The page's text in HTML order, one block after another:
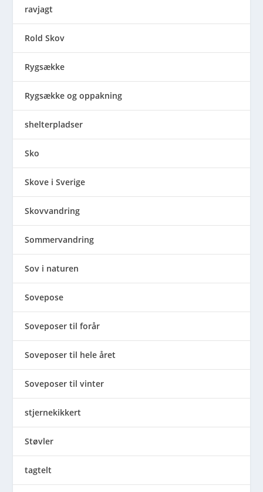
ravjagt
Rold Skov
Rygsække
Rygsække og oppakning
shelterpladser
Sko
Skove i Sverige
Skovvandring
Sommervandring
Sov i naturen
Sovepose
Soveposer til forår
Soveposer til hele året
Soveposer til vinter
stjernekikkert
Støvler
tagtelt